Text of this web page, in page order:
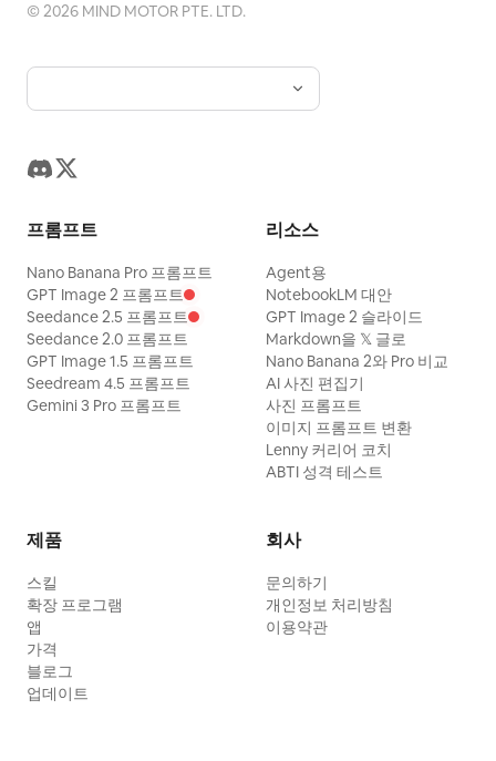
©2026 MIND MOTOR PTE. LTD.
프롬프트
Nano Banana Pro 프롬프트
GPT Image 2 프롬프트
Seedance 2.5 프롬프트
Seedance 2.0 프롬프트
GPT Image 1.5 프롬프트
Seedream 4.5 프롬프트
Gemini 3 Pro 프롬프트
리소스
Agent용
NotebookLM 대안
GPT Image 2 슬라이드
Markdown을 𝕏 글로
Nano Banana 2와 Pro 비교
AI 사진 편집기
사진 프롬프트
이미지 프롬프트 변환
Lenny 커리어 코치
ABTI 성격 테스트
제품
스킬
확장 프로그램
앱
가격
블로그
업데이트
회사
문의하기
개인정보 처리방침
이용약관